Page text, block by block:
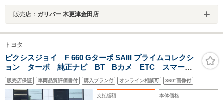
販売店： ガリバー 木更津金田店
トヨタ
ピクシスジョイ F 660 Gターボ SAIII プライムコレクシ
ョン ターボ 純正ナビ BT Bカメ ETC スマート
キー プッシュスタート ハーフレザー シートヒータ
ー ベンチシート 純正フロアマット LEDヘッドライ
ト フォグランプ 純正15AW スマートアシストIII
販売店保証 車両品質評価書付 購入プラン付 オンライン相談可 360°画像付
支払総額 本体価格